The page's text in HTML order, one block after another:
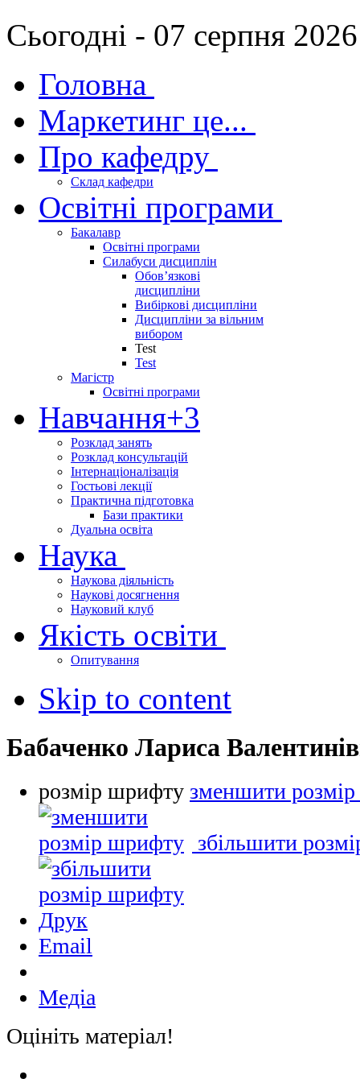
Сьогодні - 07 серпня
Головна
Маркетинг це...
Про кафедру
Склад кафедри
Освітні програми
Бакалавр
Освітні програми
Силабуси дисциплін
Обов’язкові
дисципліни
Вибіркові дисципліни
Дисципліни за вільним
вибором
Test
Test
Магістр
Освітні програми
Навчання+3
Розклад занять
Розклад консультацій
Інтернаціоналізація
Гостьові лекції
Практична підготовка
Бази практики
Дуальна освіта
Наука
Наукова діяльність
Наукові досягнення
Науковий клуб
Якість освіти
Опитування
Skip to content
Бабаченко Лариса
розмір шрифту зменшити
збільшити
Друк
Email
Медіа
Оцініть матеріал!